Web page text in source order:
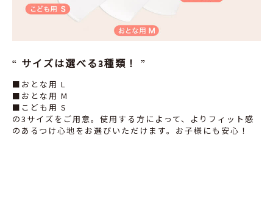
サイズは選べる3種類！
■おとな用 L
■おとな用 M
■こども用 S
の3サイズをご用意。使用する方によって、よりフィット感
のあるつけ心地をお選びいただけます。お子様にも安心！